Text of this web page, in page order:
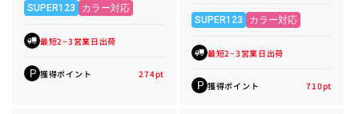
格
SUPER123 カラー対応
最短2~3営業日出荷
P 獲得ポイント 274pt
価
格
SUPER123 カラー対応
最短2~3営業日出荷
P 獲得ポイント 710pt